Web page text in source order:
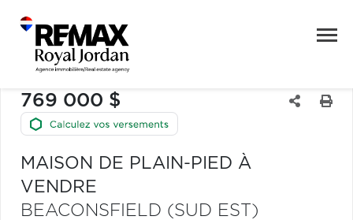
769 000 $
MAISON DE PLAIN-PIED À
VENDRE
BEACONSFIELD (SUD EST)